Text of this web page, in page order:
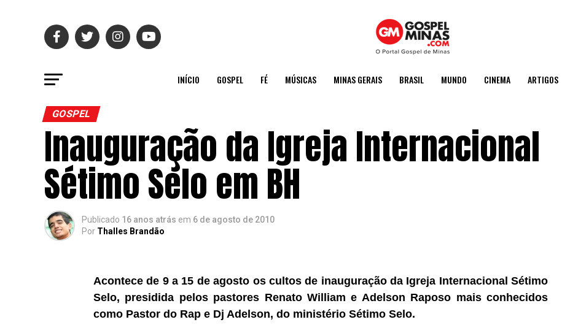
INÍCIO GOSPEL FÉ MÚSICAS MINAS GERAIS BRASIL MUNDO CINEMA ARTIGOS
GOSPEL
Inauguração da Igreja Internacional
Sétimo Selo em BH
Publicado 16 anos atrás em 6 de agosto de 2010
Por Thalles Brandão
Acontece de 9 a 15 de agosto os cultos de inauguração da Igreja Internacional Sétimo
Selo, presidida pelos pastores Renato William e Adelson Raposo mais conhecidos
como Pastor do Rap e Dj Adelson, do ministério Sétimo Selo.